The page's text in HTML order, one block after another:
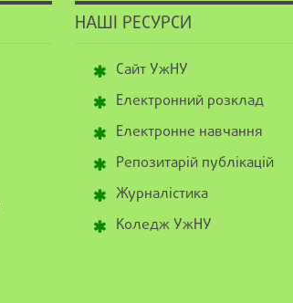
НАШІ РЕСУРСИ
Сайт УжНУ
Електронний розклад
Електронне навчання
Репозитарій публікацій
Журналістика
Коледж УжНУ